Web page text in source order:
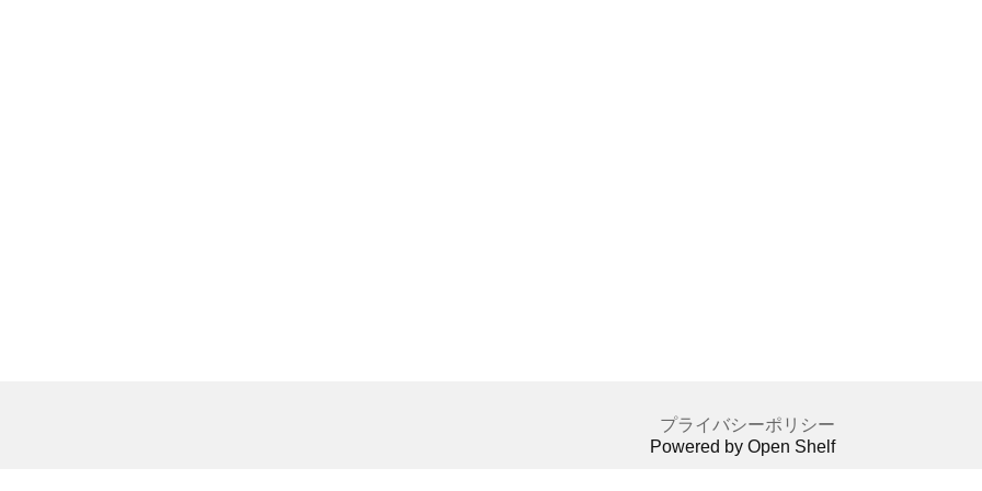
プライバシーポリシー
Powered by Open Shelf